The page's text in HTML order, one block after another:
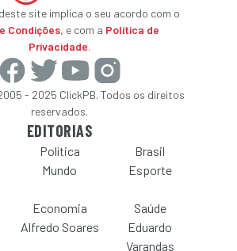
site implica o seu acordo com o
Condições, e com a Política de
Privacidade.
- 2025 ClickPB. Todos os direitos
reservados.
EDITORIAS
Política
Brasil
Mundo Esporte
Economia
Saúde
Alfredo Soares
Eduardo
Varandas